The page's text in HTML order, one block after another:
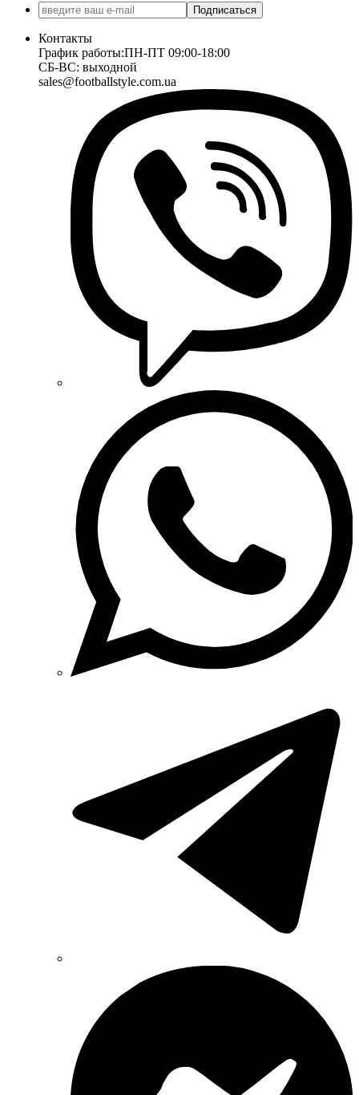
Подписаться
Контакты
График работы:ПН-ПТ 09:00-18:00
СБ-ВС: выходной
sales@footballstyle.com.ua